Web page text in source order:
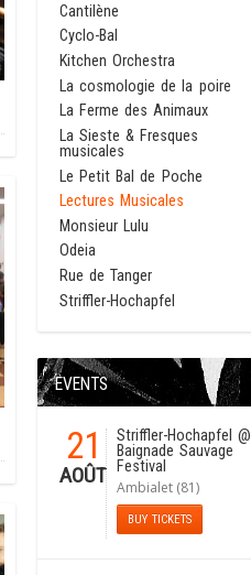
Cantilène
Cyclo-Bal
Kitchen Orchestra
La cosmologie de la poire
La Ferme des Animaux
La Sieste & Fresques
musicales
Le Petit Bal de Poche
Lectures Musicales
Monsieur Lulu
Odeia
Rue de Tanger
Striffler-Hochapfel
EVENTS
21
AOÛT
Striffler-Hochapfel @
Baignade Sauvage
Festival
Ambialet (81)
BUY TICKETS